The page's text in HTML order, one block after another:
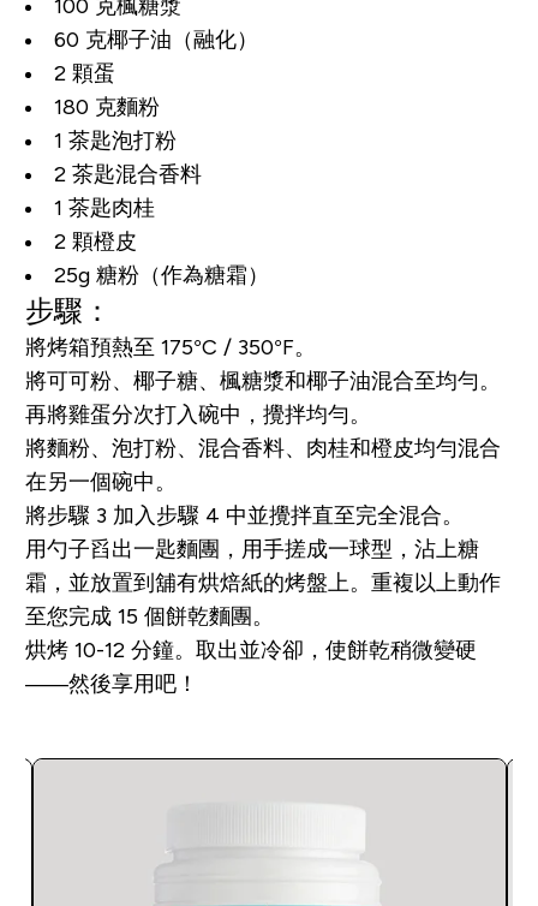
100 克楓糖漿
60 克椰子油（融化）
2 顆蛋
180 克麵粉
1 茶匙泡打粉
2 茶匙混合香料
1 茶匙肉桂
2 顆橙皮
25g 糖粉（作為糖霜）
步驟：
將烤箱預熱至 175°C / 350°F。
將可可粉、椰子糖、楓糖漿和椰子油混合至均勻。
再將雞蛋分次打入碗中，攪拌均勻。
將麵粉、泡打粉、混合香料、肉桂和橙皮均勻混合
在另一個碗中。
將步驟 3 加入步驟 4 中並攪拌直至完全混合。
用勺子舀出一匙麵團，用手搓成一球型，沾上糖
霜，並放置到舖有烘焙紙的烤盤上。重複以上動作
至您完成 15 個餅乾麵團。
烘烤 10-12 分鐘。取出並冷卻，使餅乾稍微變硬
——然後享用吧！